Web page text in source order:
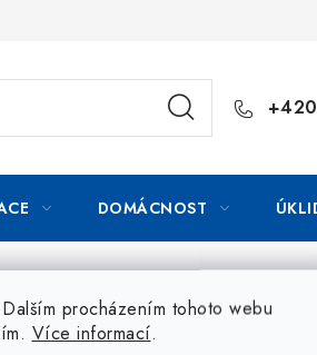
procházením tohoto webu
Více informací.
DOMÁCNOST